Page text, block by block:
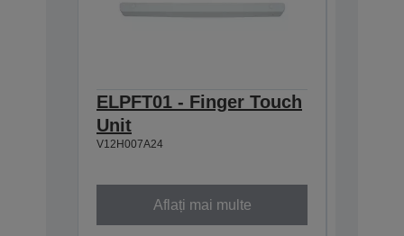
ELPFT01 - Finger Touch
Unit
V12H007A24
Aflați mai multe